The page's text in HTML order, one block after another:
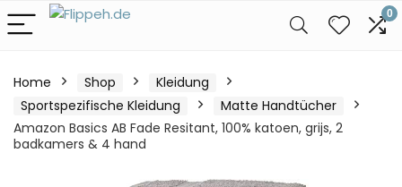
0
Home Shop
Kleidung
Sportspezifische Kleidung
Matte Handtücher
Amazon Basics AB Fade Resitant, 100% katoen, grijs, 2
badkamers & 4 hand